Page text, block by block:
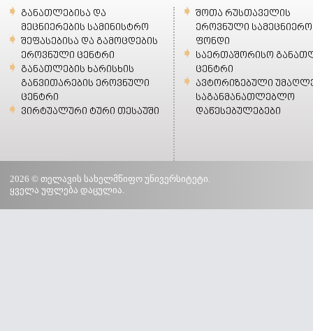
განათლებისა და
მეცნიერების სამინისტრო
შეფასებისა და გამოცდების
ეროვნული ცენტრი
განათლების ხარისხის
განვითარების ეროვნული
ცენტრი
ვირტუალური ტური თესაუში
შოთა რუსთაველის
ეროვნული სამეცნიერო
ფონდი
საერთაშორისო
ცენტრი
ავტორიზებული
საგანმანათლებლო
დაწესებულებები
2026 © თელავის სახელმწიფო უნივერსიტეტი.
ყველა უფლება დაცულია.